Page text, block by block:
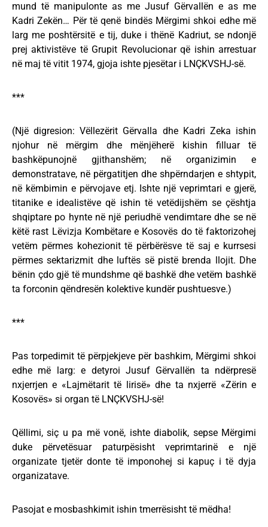
mund të manipulonte as me Jusuf Gërvallën e as me
Kadri Zekën… Për të qenë bindës Mërgimi shkoi edhe më
larg me poshtërsitë e tij, duke i thënë Kadriut, se ndonjë
prej aktivistëve të Grupit Revolucionar që ishin arrestuar
në maj të vitit 1974, gjoja ishte pjesëtar i LNÇKVSHJ-së.
***
(Një digresion: Vëllezërit Gërvalla dhe Kadri Zeka ishin
njohur në mërgim dhe mënjëherë kishin filluar të
bashkëpunojnë gjithanshëm; në organizimin e
demonstratave, në përgatitjen dhe shpërndarjen e shtypit,
në këmbimin e përvojave etj. Ishte një veprimtari e gjerë,
titanike e idealistëve që ishin të vetëdijshëm se çështja
shqiptare po hynte në një periudhë vendimtare dhe se në
këtë rast Lëvizja Kombëtare e Kosovës do të faktorizohej
vetëm përmes kohezionit të përbërësve të saj e kurrsesi
përmes sektarizmit dhe luftës së pistë brenda llojit. Dhe
bënin çdo gjë të mundshme që bashkë dhe vetëm bashkë
ta forconin qëndresën kolektive kundër pushtuesve.)
***
Pas torpedimit të përpjekjeve për bashkim, Mërgimi shkoi
edhe më larg: e detyroi Jusuf Gërvallën ta ndërpresë
nxjerrjen e «Lajmëtarit të lirisë» dhe ta nxjerrë «Zërin e
Kosovës» si organ të LNÇKVSHJ-së!
Qëllimi, siç u pa më vonë, ishte diabolik, sepse Mërgimi
duke përvetësuar paturpësisht veprimtarinë e një
organizate tjetër donte të imponohej si kapuç i të dyja
organizatave.
Pasojat e mosbashkimit ishin tmerrësisht të mëdha!